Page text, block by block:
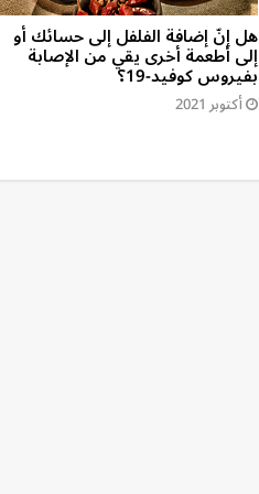
هل إنّ إضافة الفلفل إلى حسائك أو
إلى أطعمة أخرى يقي من الإصابة
بفيروس كوفيد-19؟
أكتوبر 2021